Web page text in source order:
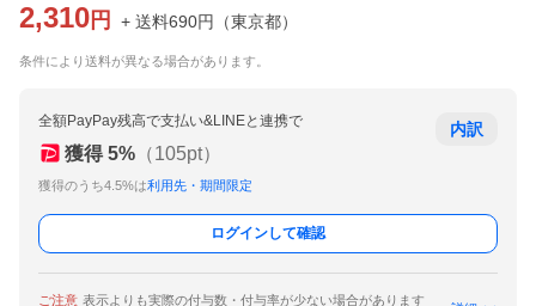
2,310 円 + 送料690円 （東京都）
条件により送料が異なる場合があります。
全額PayPay残高で支払い&LINEと連携で
獲得 5% （105pt）
獲得のうち4.5%は利用先・期間限定
内訳
ログインして確認
ご注意 表示よりも実際の付与数・付与率が少ない場合があります